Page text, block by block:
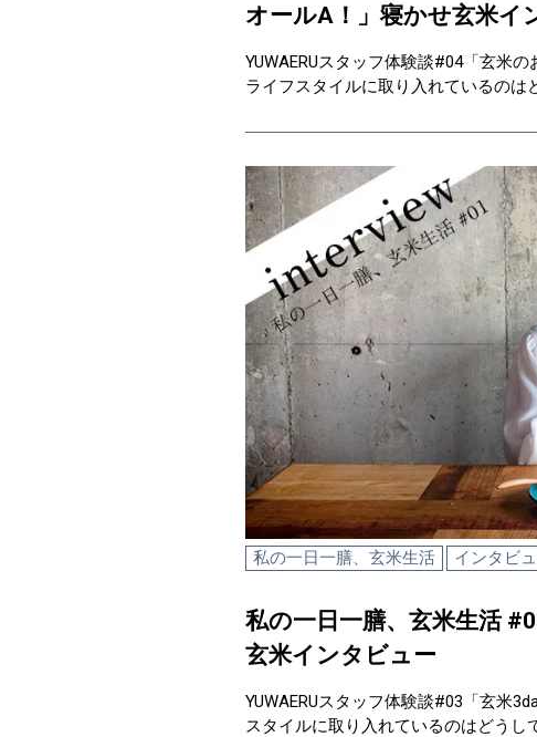
オールA！」寝かせ玄米イ
YUWAERUスタッフ体験談#04「玄米
ライフスタイルに取り入れているのは
私の一日一膳、玄米生活 インタビ
私の一日一膳、玄米生活
玄米インタビュー
YUWAERUスタッフ体験談#03「玄米
スタイルに取り入れているのはどうし